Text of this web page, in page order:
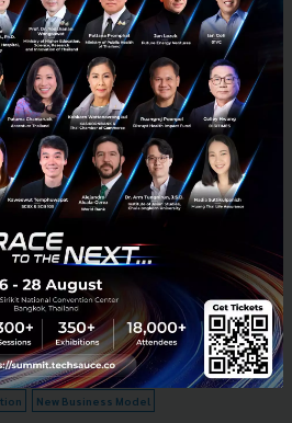
ยปรับรถคันเล็กให้เป็นที่พักค้างคืนได้
ในประเทศญี่ปุ่นเสมอ หนึ่งในปัญหาที่เกิดขึ้น
งเที่ยวที่ราคาโดนๆ มักเต็มเร็วมาก จึง
ให้บริการ...
Team
New Business Model